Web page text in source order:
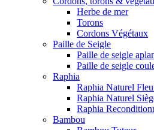
Herbe de mer
Torons
Cordons Végétaux
Paille de Seigle
Paille de seigle
Paille de seigle
Raphia
Raphia Naturel
Raphia Naturel
Raphia
Bambou